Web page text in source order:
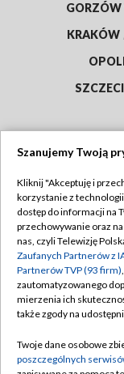
GORZÓW
KRAKÓW
Abonament TVP
Emisja w TVP
Centrum
Naziemna
Rada
Szanujemy Twoją
Kliknij "Akceptuję i
korzystanie z
dostęp do informacji na
przechowywanie oraz
nas, czyli Telewizję
Zaufanych Partnerów z
Partnerów TVP (93 firm)
zautomatyzowanego
mierzenia ich
także zgody na
Twoje dane osobowe
poszczególnych